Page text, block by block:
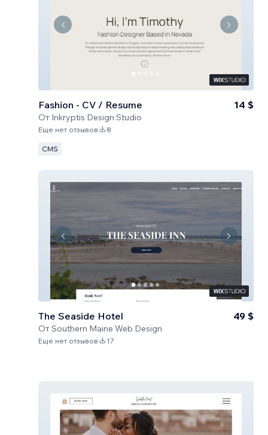
Fashion - CV / Resume
От Inkryptis Design Studio
14 $
Еще нет отзывов 8
CMS
The Seaside Hotel
ОтSouthern Maine Web Design
49 $
Еще нет отзывов 17